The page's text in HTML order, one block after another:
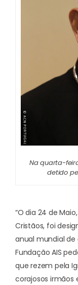
Na quarta-
detido
“O dia 24 de
Cristãos, foi
anual mundial de
Fundação AIS
que rezem pela
corajosos irmãos